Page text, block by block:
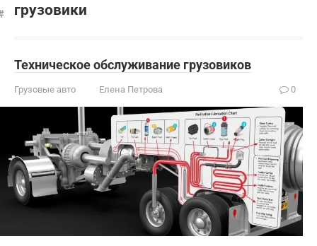
грузовики
Техническое обслуживание грузовиков
Грузовые авто Елена Петрова 0